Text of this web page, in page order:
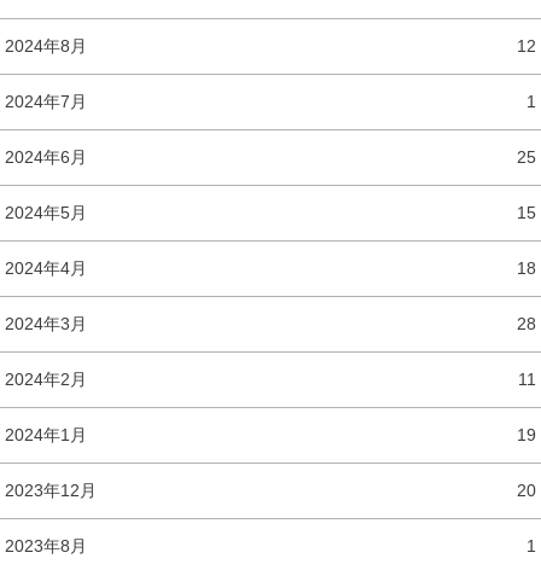
2024年8月 12
2024年7月 1
2024年6月 25
2024年5月 15
2024年4月 18
2024年3月 28
2024年2月 11
2024年1月 19
2023年12月 20
2023年8月 1